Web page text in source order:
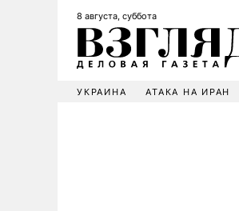
8 августа, суббота
УКРАИНА АТАКА НА ИРАН